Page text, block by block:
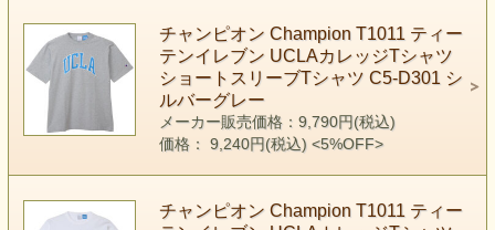
チャンピオン Champion T1011 ティー
テンイレブン UCLAカレッジTシャツ
ショートスリーブTシャツ C5-D301 シ
ルバーグレー
メーカー販売価格：9,790円(税込)
価格： 9,240円(税込) <5%OFF>
チャンピオン Champion T1011 ティー